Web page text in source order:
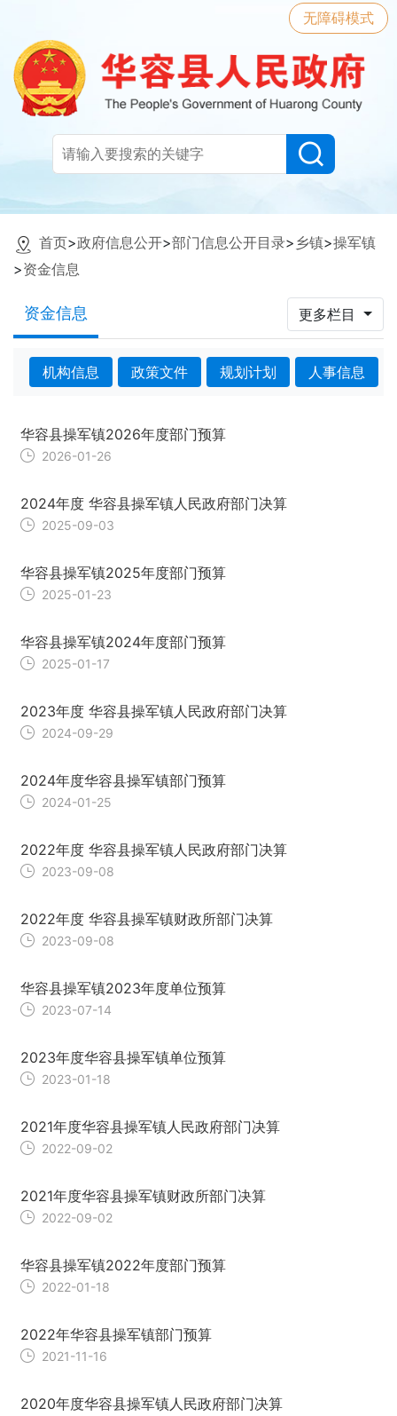
无障碍模式
首页>政府信息公开>部门信息公开目录> 乡镇>操军镇
>资金信息
资金信息 更多栏目
机构信息 政策文件 规划计划 人事信息
华容县操军镇2026年度部门预算
2026-01-26
2024年度 华容县操军镇人民政府部门决算
2025-09-03
华容县操军镇2025年度部门预算
2025-01-23
华容县操军镇2024年度部门预算
2025-01-17
2023年度 华容县操军镇人民政府部门决算
2024-09-29
2024年度华容县操军镇部门预算
2024-01-25
2022年度 华容县操军镇人民政府部门决算
2023-09-08
2022年度 华容县操军镇财政所部门决算
2023-09-08
华容县操军镇2023年度单位预算
2023-07-14
2023年度华容县操军镇单位预算
2023-01-18
2021年度华容县操军镇人民政府部门决算
2022-09-02
2021年度华容县操军镇财政所部门决算
2022-09-02
华容县操军镇2022年度部门预算
2022-01-18
2022年华容县操军镇部门预算
2021-11-16
2020年度华容县操军镇人民政府部门决算